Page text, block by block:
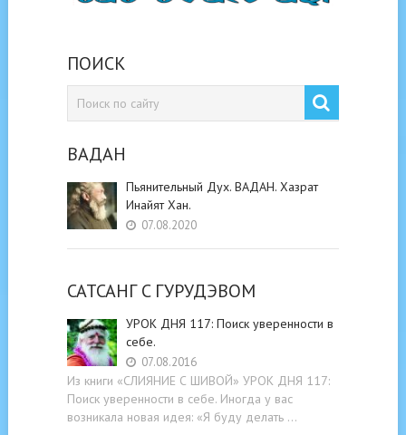
ПОИСК
ВАДАН
Пьянительный Дух. ВАДАН. Хазрат
Инайят Хан.
07.08.2020
САТСАНГ C ГУРУДЭВОМ
УРОК ДНЯ 117: Поиск уверенности в
себе.
07.08.2016
Из книги «СЛИЯНИЕ С ШИВОЙ» УРОК ДНЯ 117:
Поиск уверенности в себе. Иногда у вас
возникала новая идея: «Я буду делать …